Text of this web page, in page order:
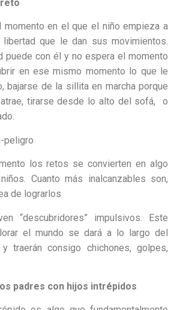
momento en el que el niño empieza a
que le dan sus movimientos.
puede con él y no espera el momento
en ese mismo momento lo que le
bajarse de la sillita en marcha porque
tirarse desde lo alto del sofá, o
los retos se convierten en algo
Cuanto más inalcanzables son,
de lograrlos
“descubridores” impulsivos. Este
el mundo se dará a lo largo del
traerán consigo chichones, golpes,
padres con hijos intrépidos